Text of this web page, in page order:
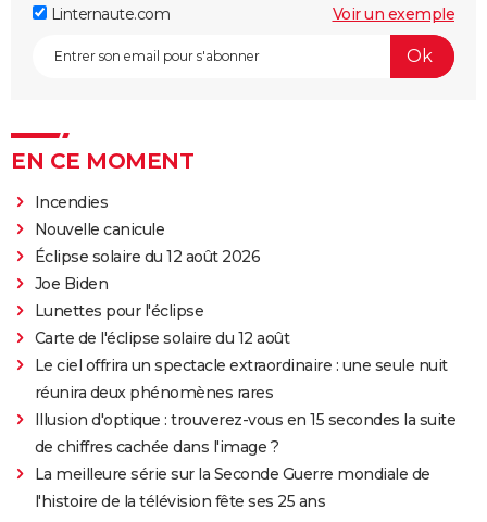
Linternaute.com Voir un exemple
EN CE MOMENT
Incendies
Nouvelle canicule
Éclipse solaire du 12 août 2026
Joe Biden
Lunettes pour l'éclipse
Carte de l'éclipse solaire du 12 août
Le ciel offrira un spectacle extraordinaire : une seule nuit
réunira deux phénomènes rares
Illusion d'optique : trouverez-vous en 15 secondes la suite
de chiffres cachée dans l'image ?
La meilleure série sur la Seconde Guerre mondiale de
l'histoire de la télévision fête ses 25 ans